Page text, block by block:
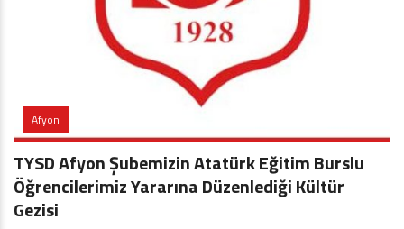
Afyon
TYSD Afyon Şubemizin Atatürk Eğitim Burslu
Öğrencilerimiz Yararına Düzenlediği Kültür
Gezisi